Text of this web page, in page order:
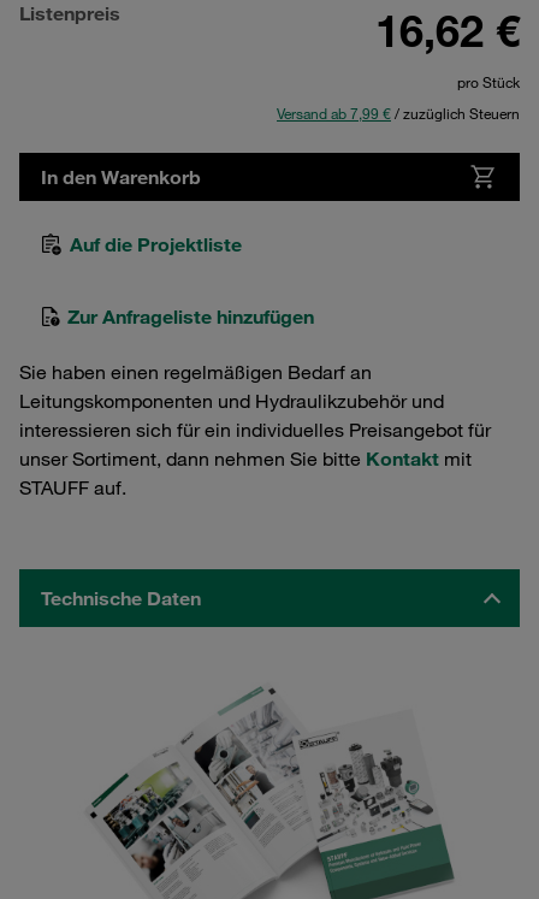
Listenpreis 16,62 €
pro Stück
Versand ab 7,99 €/ zuzüglich Steuern
In den Warenkorb
Auf die Projektliste
Zur Anfrageliste hinzufügen
Sie haben einen regelmäßigen Bedarf an
Leitungskomponenten und Hydraulikzubehör und
interessieren sich für ein individuelles Preisangebot für
unser Sortiment, dann nehmen Sie bitte Kontakt mit
STAUFF auf.
Technische Daten